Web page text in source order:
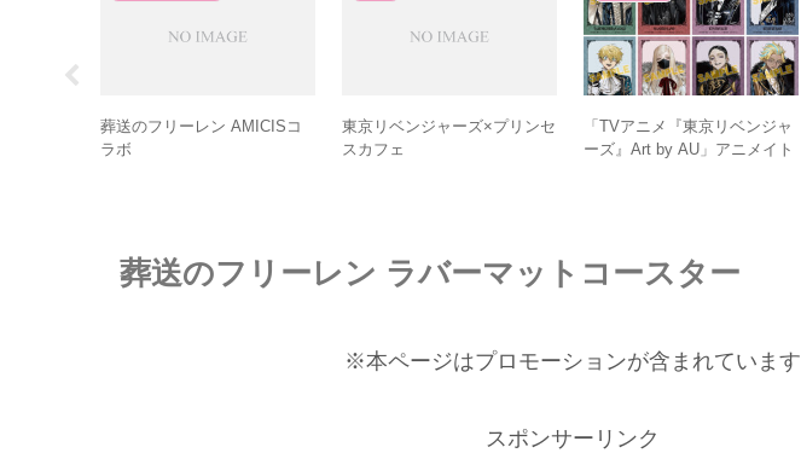
葬送のフリーレン AMICISコ
ラボ
東京リベンジャーズ×プリンセ
スカフェ
「TVアニメ『東京リベンジャ
ーズ』Art by AU」アニメイト
葬送のフリーレン ラバーマットコースター
※本ページはプロモーションが含まれています
スポンサーリンク